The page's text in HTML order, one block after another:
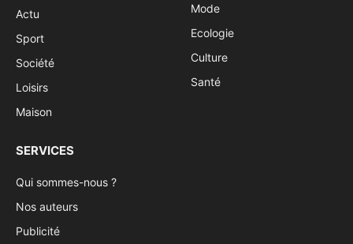
Actu
Sport
Société
Loisirs
Maison
Mode
Ecologie
Culture
Santé
SERVICES
Qui sommes-nous ?
Nos auteurs
Publicité